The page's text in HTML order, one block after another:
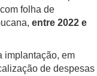
folha de
entre 2022 e
implantação, em
de despesas